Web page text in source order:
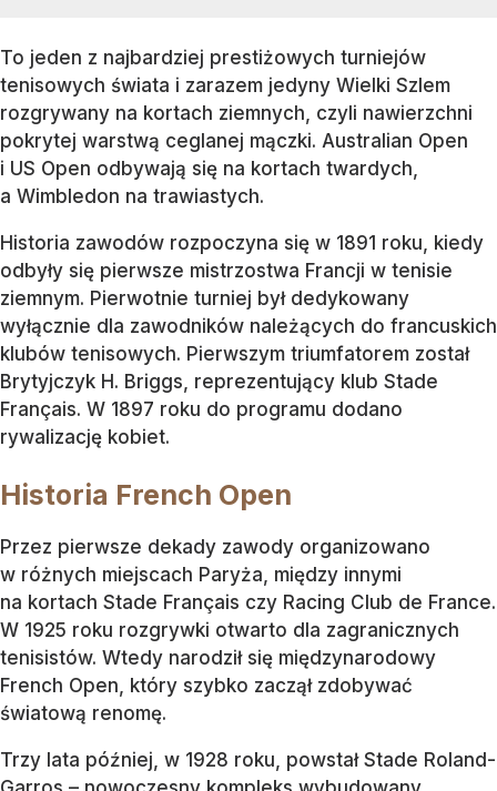
To jeden z najbardziej prestiżowych turniejów
tenisowych świata i zarazem jedyny Wielki Szlem
rozgrywany na kortach ziemnych, czyli nawierzchni
pokrytej warstwą ceglanej mączki. Australian Open
i US Open odbywają się na kortach twardych,
a Wimbledon na trawiastych.
Historia zawodów rozpoczyna się w 1891 roku, kiedy
odbyły się pierwsze mistrzostwa Francji w tenisie
ziemnym. Pierwotnie turniej był dedykowany
wyłącznie dla zawodników należących do francuskich
klubów tenisowych. Pierwszym triumfatorem został
Brytyjczyk H. Briggs, reprezentujący klub Stade
Français. W 1897 roku do programu dodano
rywalizację kobiet.
Historia French Open
Przez pierwsze dekady zawody organizowano
w różnych miejscach Paryża, między innymi
na kortach Stade Français czy Racing Club de France.
W 1925 roku rozgrywki otwarto dla zagranicznych
tenisistów. Wtedy narodził się międzynarodowy
French Open, który szybko zaczął zdobywać
światową renomę.
Trzy lata później, w 1928 roku, powstał Stade Roland-